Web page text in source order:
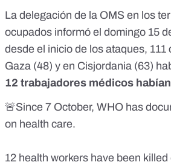
La delegación de la OMS en los
ocupados informó el domingo 15
desde el inicio de los ataques, 111
Gaza (48) y en Cisjordania (63)
12 trabajadores médicos
🚨Since 7 October, WHO has
on health care.
12 health workers have been killed